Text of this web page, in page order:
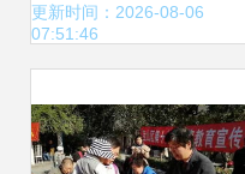
与展望
更新时间：2026-08-06
07:51:46